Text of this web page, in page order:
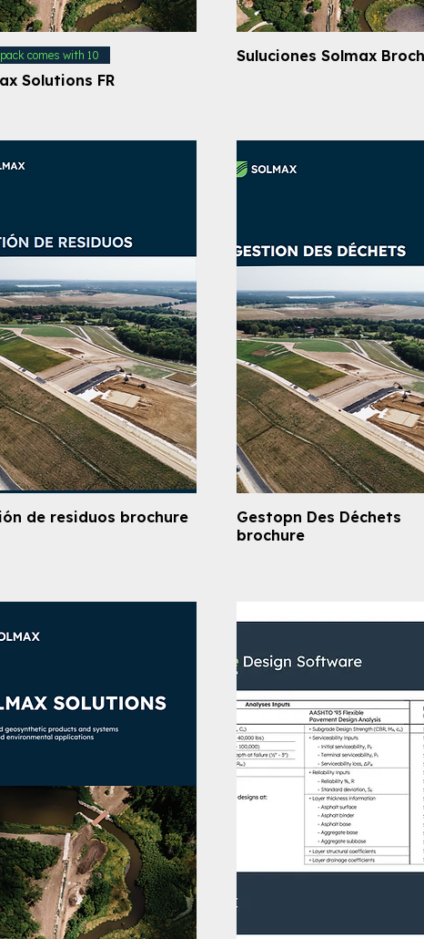
comes with 10
Solutions FR
Suluciones Solmax
de residuos brochure
Gestopn Des Déchets
brochure